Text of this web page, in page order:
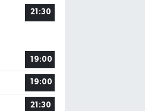
21:30
19:00
19:00
21:30